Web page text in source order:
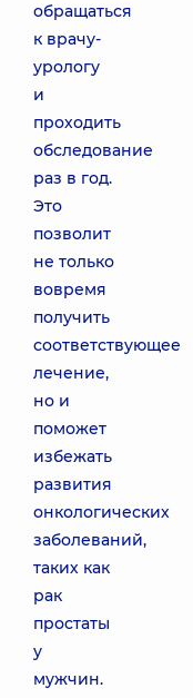
обращаться
к врачу-
урологу
и
проходить
обследование
раз в год.
Это
позволит
не только
вовремя
получить
соответствующее
лечение,
но и
поможет
избежать
развития
онкологических
заболеваний,
таких как
рак
простаты
у
мужчин.